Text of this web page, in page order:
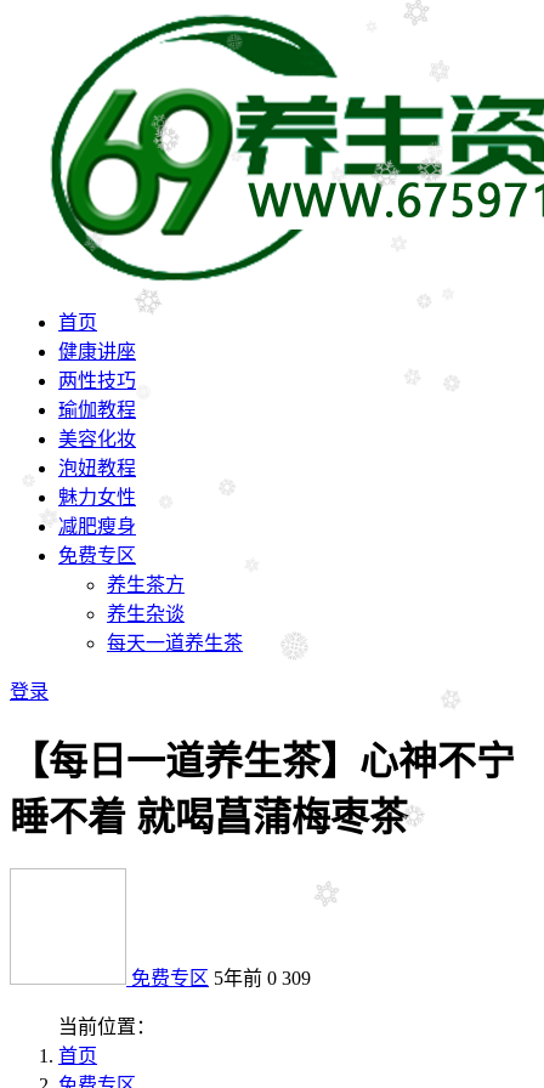
首页
健康讲座
两性技巧
瑜伽教程
美容化妆
泡妞教程
魅力女性
减肥瘦身
免费专区
养生茶方
养生杂谈
每天一道养生茶
登录
【每日一道养生茶】心神不宁
睡不着 就喝菖蒲梅枣茶
免费专区 5年前 0 309
当前位置：
首页